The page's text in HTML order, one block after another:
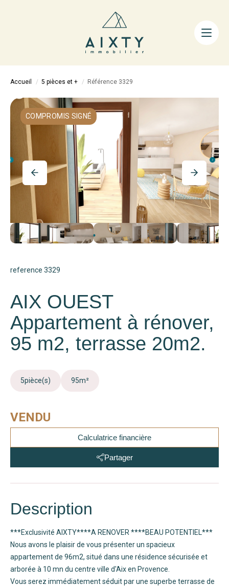
ACHETER
LA MÉTHODE
AIXTY & VOUS
Nos Agences
Nos Équipes
Nos Tarifs
Nos Biens Vendus
Notre City Guide
Accueil 5 pièces et + Référence 3329
COMPROMIS SIGNÉ
reference 3329
AIX OUEST
Appartement à rénover,
95 m2, terrasse 20m2.
5pièce(s) 95m²
VENDU
Calculatrice financière
Partager
Description
***Exclusivité AIXTY****A RENOVER ****BEAU POTENTIEL***
Nous avons le plaisir de vous présenter un spacieux
appartement de 96m2, situé dans une résidence sécurisée et
arborée à 10 mn du centre ville d'Aix en Provence.
Vous serez immédiatement séduit par une superbe terrasse de